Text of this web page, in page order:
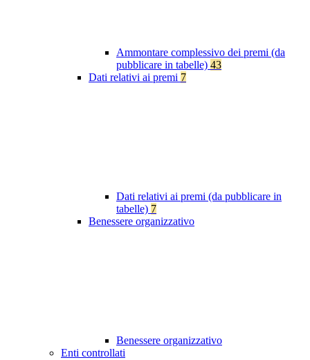
Ammontare complessivo dei premi (da
pubblicare in tabelle) 43
Dati relativi ai premi 7
Dati relativi ai premi (da pubblicare in
tabelle) 7
Benessere organizzativo
Benessere organizzativo
Enti controllati